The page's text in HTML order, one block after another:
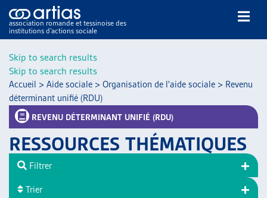
Skip to search results
Skip to search results
association romande et tessinoise des
institutions d’actions sociale
NOS PUBLICATIONS
ARTICLES
VEILLE
Accueil > Aide sociale > Organisation de l'aide sociale > Revenu
déterminant unifié (RDU)
REVENU DÉTERMINANT UNIFIÉ (RDU)
RESSOURCES THÉMATIQUES
Filtrer
Trier